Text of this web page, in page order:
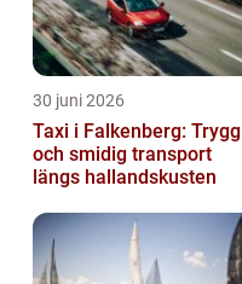
30 juni 2026
Taxi i Falkenberg: Trygg
och smidig transport
längs hallandskusten